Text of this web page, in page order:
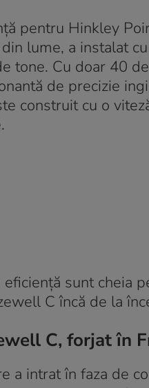
pentru Hinkley
lume, a instalat
tone. Cu doar 40
de precizie
construit cu o
sunt cheia
C încă de la
C, forjat în
a intrat în faza de